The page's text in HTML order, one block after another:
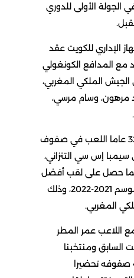
الأولى للدوري
الإداري للكويت عقد
مع المدافع الكونغولي
الملكي المغربي،
مرهون، وسام مرسي،
وقد سبق لباكا الذي يبلغ 32 عاما اللعب في صفوف
إس سي التنزاني،
حصل على لقب أفضل
مدافع في الدوري هناك موسم 2021-2022، وذلك
المغربي.
اللاعب عمر المطر
السابق ومنتخبنا
صفوفه تحضيرا